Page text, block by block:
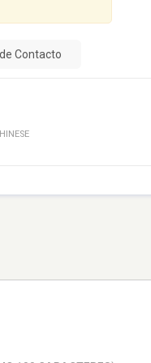
Contacto